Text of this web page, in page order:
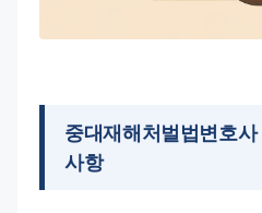
중대재해처벌법변호
사항